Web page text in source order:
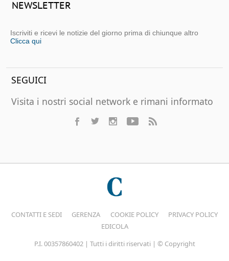
NEWSLETTER
Iscriviti e ricevi le notizie del giorno prima di chiunque altro
Clicca qui
SEGUICI
Visita i nostri social network e rimani informato
CONTATTI E SEDI GERENZA COOKIE POLICY
PRIVACY POLICY
EDICOLA
P.I. 00357860402 | Tutti i diritti riservati | © Copyright